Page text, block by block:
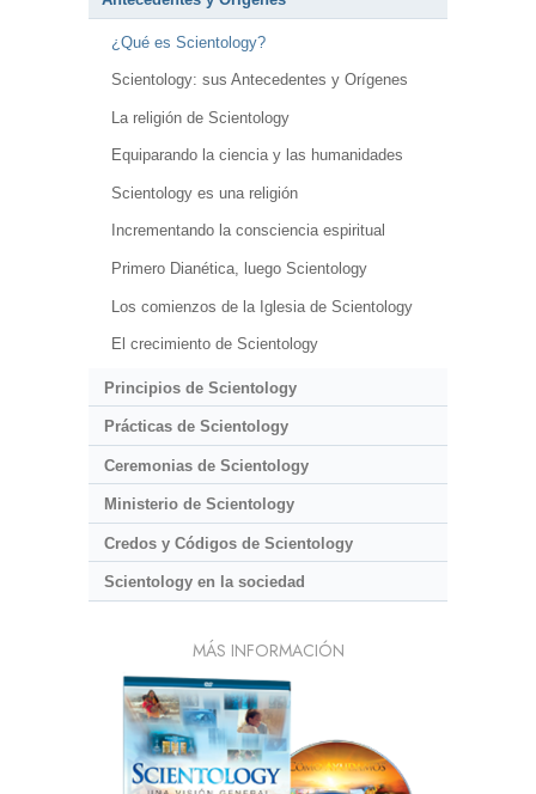
¿Qué es Scientology?
Scientology: sus Antecedentes y Orígenes
La religión de Scientology
Equiparando la ciencia y las humanidades
Scientology es una religión
Incrementando la consciencia espiritual
Primero Dianética, luego Scientology
Los comienzos de la Iglesia de Scientology
El crecimiento de Scientology
Principios de Scientology
Prácticas de Scientology
Ceremonias de Scientology
Ministerio de Scientology
Credos y Códigos de Scientology
Scientology en la sociedad
MÁS INFORMACIÓN